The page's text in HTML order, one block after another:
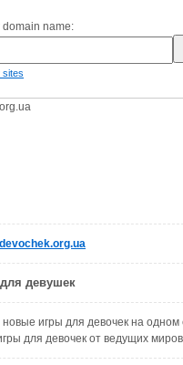
name:
sites
девушек
игры для девочек на
для девочек от ведущих